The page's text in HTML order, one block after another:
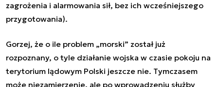
zagrożenia i alarmowania sił, bez ich wcześniejszego
przygotowania).
Gorzej, że o ile problem „morski” został już
rozpoznany, o tyle działanie wojska w czasie pokoju na
terytorium lądowym Polski jeszcze nie. Tymczasem
może niezamierzenie, ale po wprowadzeniu służby